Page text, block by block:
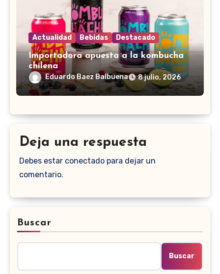
Actualidad Bebidas Destacado
Importadora apuesta a la kombucha
chilena
Eduardo Baez Balbuena 8 julio, 2026
Deja una respuesta
Debes estar conectado para dejar un
comentario.
Buscar
Buscar